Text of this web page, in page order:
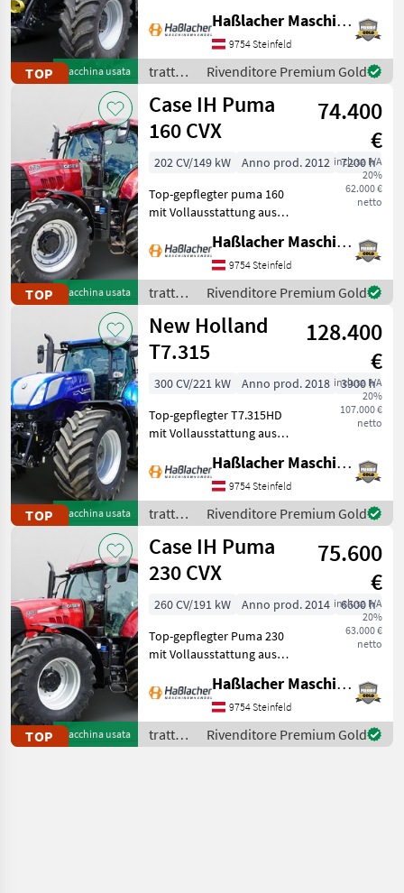
TOP Macchina usata
Lohnunternehmer – nur
am eigenen Betrieb
gelaufen. Durchgehend
gewartet, einsatzbereit,
aufbereitet
Haßlacher Maschinenhandel
9754 Steinfeld
trattori
/ Case
IH
Rivenditore Premium Gold
TOP Macchina usata
Case IH Puma
160 CVX
74.400
€
inclusa IVA
20%
62.000 €
netto
202 CV/149 kW Anno prod. 2012
7200 h
Top-gepflegter puma 160
mit Vollausstattung aus
Lohnunternehmer – nur
am eigenen Betrieb
gelaufen. Durchgehend
gewartet, einsatzbereit,
aufbereitet
Haßlacher Maschinenhandel
9754 Steinfeld
trattori
/ Case
IH
Rivenditore Premium Gold
TOP Macchina usata
New Holland
T7.315
128.400
€
inclusa IVA
20%
107.000 €
netto
300 CV/221 kW Anno prod. 2018
3900 h
Top-gepflegter T7.315HD
mit Vollausstattung aus
Lohnunternehmer – nur
am eigenen Betrieb
gelaufen. Durchgehend
gewartet, einsatzbereit,
aufbereitet
Haßlacher Maschinenhandel
9754 Steinfeld
trattori
/ New
Holland
Rivenditore Premium Gold
TOP Macchina usata
Case IH Puma
230 CVX
75.600
€
inclusa IVA
20%
63.000 €
netto
260 CV/191 kW Anno prod. 2014
6600 h
Top-gepflegter Puma 230
mit Vollausstattung aus
Lohnunternehmer – nur
am eigenen Betrieb
gelaufen. Durchgehend
gewartet, einsatzbereit,
Haßlacher Maschinenhandel
9754 Steinfeld
trattori
/ Case
Rivenditore Premium Gold